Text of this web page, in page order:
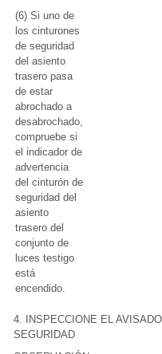
(6) Si uno de
los cinturones
de seguridad
del asiento
trasero pasa
de estar
abrochado a
desabrochado,
compruebe si
el indicador de
advertencia
del cinturón de
seguridad del
asiento
trasero del
conjunto de
luces testigo
está
encendido.
4. INSPECCIONE EL
SEGURIDAD